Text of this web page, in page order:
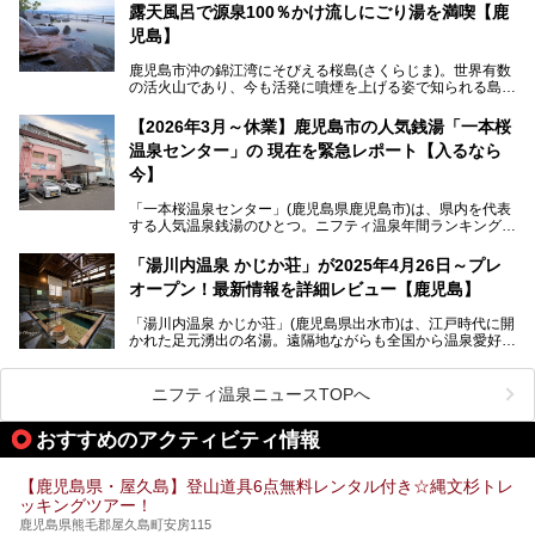
最大の魅力は、ここでしか体験できない絶妙なバランスの
「自噴混合泉」。今回は、その極上の湯を心ゆくまで堪能す
べく宿泊し、実際に感じたお湯のちからと宿の魅力を詳しく
レポートします。
また、気軽に立ち寄りたい方のための「日帰り入浴情報」も
併せて解説。温泉マニアをも唸らせる“生きたお湯”の正体に
迫ります。
露天風呂で源泉100％かけ流しにごり湯を満喫【鹿
児島】
鹿児島市沖の錦江湾にそびえる桜島(さくらじま)。世界有数
の活火山であり、今も活発に噴煙を上げる姿で知られる島で
ートホテル。最大の魅力が、錦江湾に面した絶景混浴露天風
呂でしょう。源泉100％かけ流しのにごり湯は、多くの温泉
ファンを魅了する存在です。
今回筆者自ら宿泊。桜島シーサイドホテルの“温泉”はじめ、
食事やアクセスなど詳細レビューします。
【2026年3月～休業】鹿児島市の人気銭湯「一本桜
温泉センター」の 現在を緊急レポート【入るなら
今】
「一本桜温泉センター」(鹿児島県鹿児島市)は、県内を代表
する人気温泉銭湯のひとつ。ニフティ温泉年間ランキング2
営業なので、就寝前の入浴や寝起き一番の朝湯など利便性が
抜群！ 多くの常連客やファンでいつも賑わっています。し
かし建物の老朽化に伴い、2026年2月28日24時をもって休
は約2年後を予定しています。
「湯川内温泉 かじか荘」が2025年4月26日～プレ
オープン！最新情報を詳細レビュー【鹿児島】
「湯川内温泉 かじか荘」(鹿児島県出水市)は、江戸時代に開
かれた足元湧出の名湯。遠隔地ながらも全国から温泉愛好家
いえる存在です。2023年にいったん閉館しましたが、その
後経営が変わり、復旧作業を実施。2025年4月26日に日帰
り入浴施設としてプレオープンしました。
乗り込みましたが、今回もオープン前日から初日にかけて現
地訪問。リニューアルした浴室・最新情報を中心に、以前と
の相違点や注意事項などを詳細レビューします。
ニフティ温泉ニュースTOPへ
おすすめのアクティビティ情報
【鹿児島県・屋久島】登山道具6点無料レンタル付き☆縄文杉トレ
ッキングツアー！
鹿児島県熊毛郡屋久島町安房115